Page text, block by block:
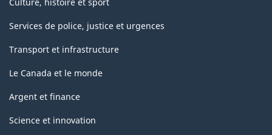
Culture, histoire et sport
Services de police, justice et urgences
Transport et infrastructure
Le Canada et le monde
Argent et finance
Science et innovation